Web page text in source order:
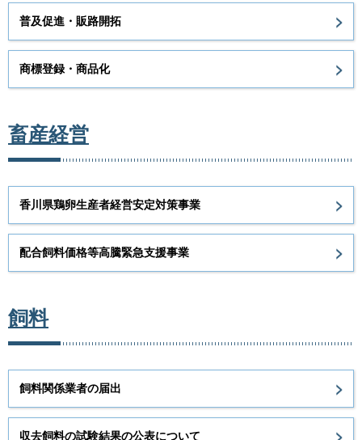
普及促進・販路開拓
商標登録・商品化
畜産経営
香川県鶏卵生産者経営安定対策事業
配合飼料価格等高騰緊急支援事業
飼料
飼料関係業者の届出
収去飼料の試験結果の公表について